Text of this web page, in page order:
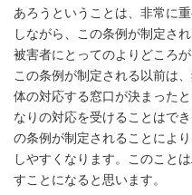
あろうということは、非常に
しながら、この条例が制定さ
被害者にとってのよりどころ
この条例が制定される以前は
体の対応する窓口が決まった
なりの対応を受けることはで
の条例が制定されることによ
しやすくなります。このこと
すことになると思います。